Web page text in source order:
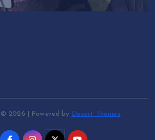
2026 | Powered by Desert Themes